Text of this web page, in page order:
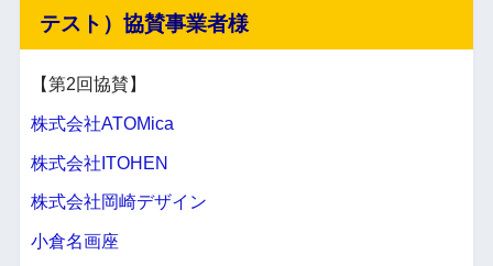
テスト）協賛事業者様
【第2回協賛】
株式会社ATOMica
株式会社ITOHEN
株式会社岡崎デザイン
小倉名画座